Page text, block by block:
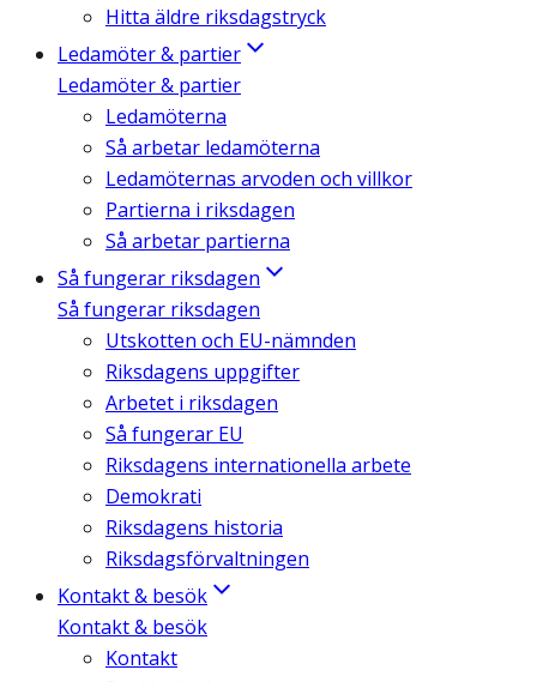
Hitta äldre riksdagstryck
Ledamöter & partier
Ledamöter & partier
Ledamöterna
Så arbetar ledamöterna
Ledamöternas arvoden och villkor
Partierna i riksdagen
Så arbetar partierna
Så fungerar riksdagen
Så fungerar riksdagen
Utskotten och EU-nämnden
Riksdagens uppgifter
Arbetet i riksdagen
Så fungerar EU
Riksdagens internationella arbete
Demokrati
Riksdagens historia
Riksdagsförvaltningen
Kontakt & besök
Kontakt & besök
Kontakt